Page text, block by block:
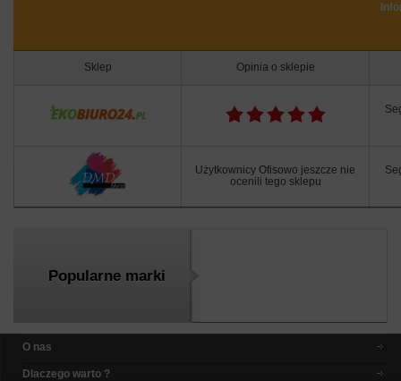
Sklep Opinia o sklepie
Użytkownicy Ofisowo jeszcze nie
ocenili tego sklepu
Popularne marki
O nas
Dlaczego warto ?